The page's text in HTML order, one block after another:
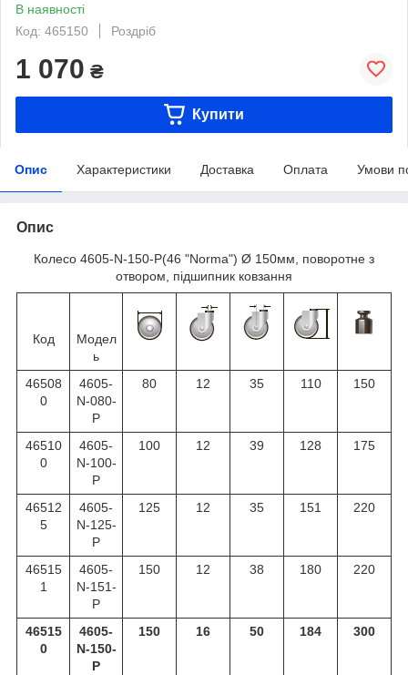
В наявності
Код: 465150
Роздріб
1 070 ₴
Купити
Опис Характеристики Доставка Оплата Умови
Опис
Колесо 4605-N-150-P(46 "Norma") Ø 150мм, поворотне з
отвором, підшипник ковзання
Код
Модел
ь
46508
0
4605-
N-080-
P
80 12 35 110 150
46510
0
4605-
N-100-
P
100 12 39 128 175
46512
5
4605-
N-125-
P
125 12 35 151 220
46515
1
4605-
N-151-
P
150 12 38 180 220
46515
0
4605-
N-150-
P
150 16 50 184 300